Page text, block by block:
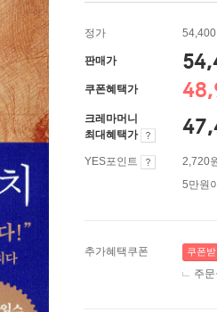
정가 54,400
판매가
쿠폰혜택가
크레마머니
최대혜택가
YES포인트
2,720
5만원
추가혜택쿠폰 쿠폰
주